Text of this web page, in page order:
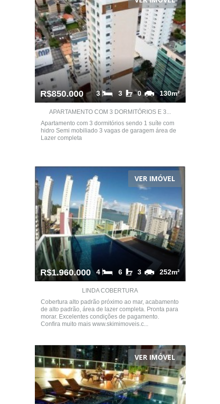
R$850.000 130m²
0
3
3
APARTAMENTO COM 3 DORMITÓRIOS E 3...
Apartamento com 3 dormitórios sendo 1 suíte com
hidro Semi mobiliado 3 vagas de garagem área de
Lazer completa
VER IMÓVEL
R$1.960.000 252m²
3
6
4
LINDA COBERTURA
Cobertura alto padrão próximo ao mar, acabamento
de alto padrão, área de lazer completa. Pronta para
morar. Excelentes condições de pagamento.
Confira muito mais www.skimimoveis.c...
VER IMÓVEL